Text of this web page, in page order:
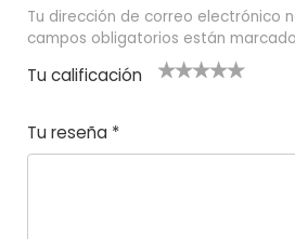
Tu dirección de correo electrónico
campos obligatorios están
Tu calificación
e
5
las
s
Tu reseña *